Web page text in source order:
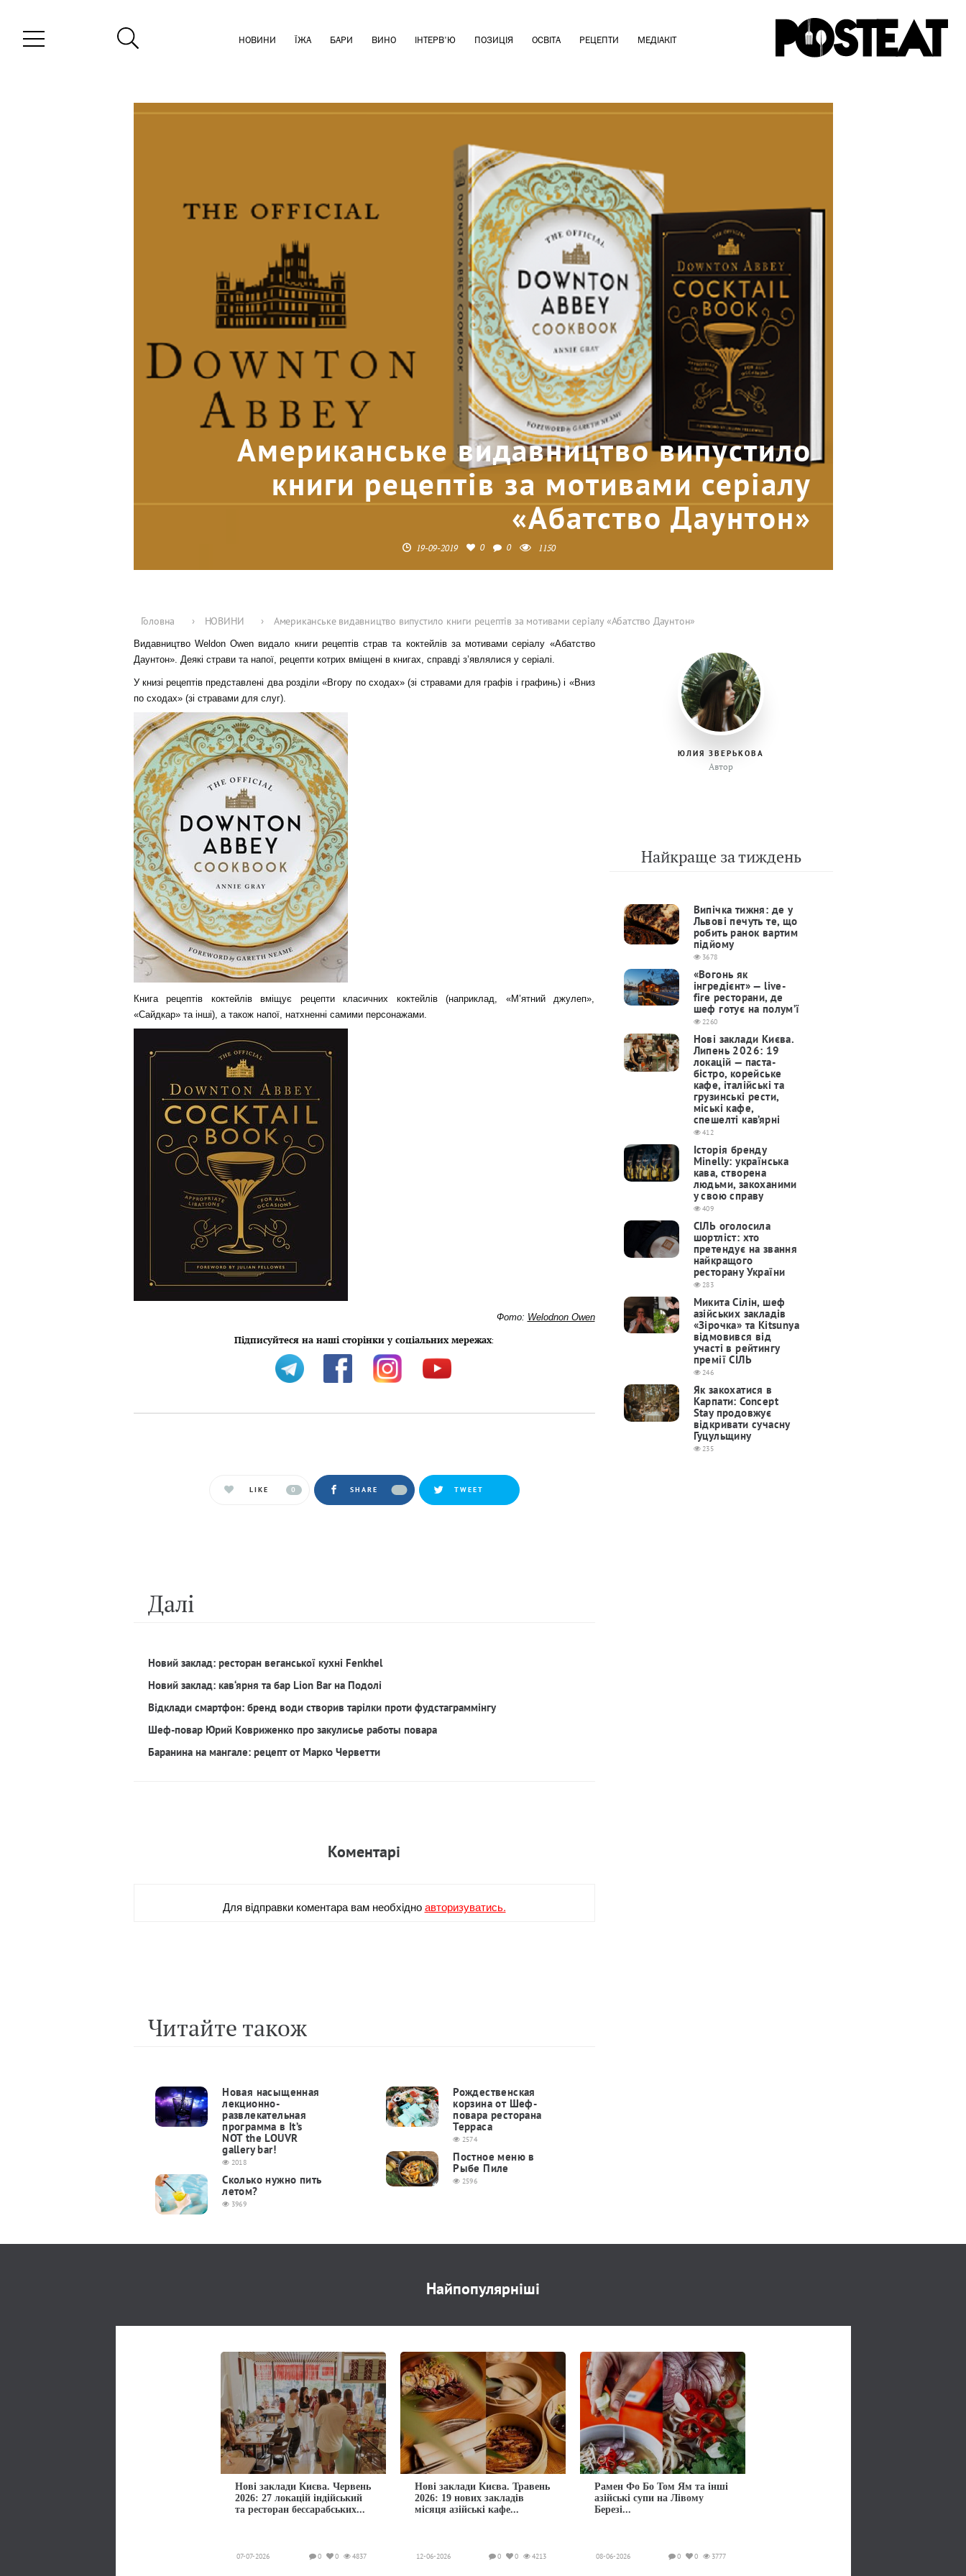
НОВИНИ ЇЖА БАРИ ВИНО ІНТЕРВ'Ю ПОЗИЦІЯ ОСВІТА РЕЦЕПТИ МЕДІАКІТ
Американське видавництво випустило
книги рецептів за мотивами серіалу
«Абатство Даунтон»
19-09-2019 0 0 1150
Головна › НОВИНИ › Американське видавництво випустило книги рецептів за мотивами серіалу «Абатство Даунтон»
Видавництво Weldon Owen видало книги рецептів страв та коктейлів за мотивами серіалу «Абатство
Даунтон». Деякі страви та напої, рецепти котрих вміщені в книгах, справді з’являлися у серіалі.
У книзі рецептів представлені два розділи «Вгору по сходах» (зі стравами для графів і графинь) і «Вниз
по сходах» (зі стравами для слуг).
Книга рецептів коктейлів вміщує рецепти класичних коктейлів (наприклад, «М’ятний джулеп»,
«Сайдкар» та інші), а також напої, натхненні самими персонажами.
Фото: Welodnon Owen
Підписуйтеся на наші сторінки у соціальних мережах:
LIKE 0 SHARE TWEET
Далi
Новий заклад: ресторан веганської кухні Fenkhel
Новий заклад: кав‘ярня та бар Lion Bar на Подолі
Відклади смартфон: бренд води створив тарілки проти фудстаграммінгу
Шеф-повар Юрий Ковриженко про закулисье работы повара
Баранина на мангале: рецепт от Марко Черветти
Коментарi
Для вiдправки коментара вам необхiдноавторизуватись.
Читайте також
Новая насыщенная
лекционно-
развлекательная
программа в It’s
NOT the LOUVR
gallery bar!
2018
Сколько нужно пить
летом?
3969
Рождественская
корзина от Шеф-
повара ресторана
Терраса
2574
Постное меню в
Рыбе Пиле
2596
ЮЛИЯ ЗВЕРЬКОВА
Автор
Найкраще за тиждень
Випічка тижня: де у
Львові печуть те, що
робить ранок вартим
підйому
3678
«Вогонь як
інгредієнт» — live-
fire ресторани, де
шеф готує на полум’ї
2260
Нові заклади Києва.
Липень 2026: 19
локацій — паста-
бістро, корейське
кафе, італійські та
грузинські рести,
міські кафе,
спешелті кав’ярні
412
Історія бренду
Minelly: українська
кава, створена
людьми, закоханими
у свою справу
409
СІЛЬ оголосила
шортліст: хто
претендує на звання
найкращого
ресторану України
283
Микита Сілін, шеф
азійських закладів
«Зірочка» та Kitsunya
відмовився від
участі в рейтингу
премії СІЛЬ
246
Як закохатися в
Карпати: Concept
Stay продовжує
відкривати сучасну
Гуцульщину
235
Найпопулярніші
Нові заклади Києва. Червень
2026: 27 локацій індійський
та ресторан бессарабських...
07-07-2026 4837
0
0
Нові заклади Києва. Травень
2026: 19 нових закладів
місяця азійські кафе...
12-06-2026 4213
0
0
Рамен Фо Бо Том Ям та інші
азійські супи на Лівому
Березі...
08-06-2026 3777
0
0